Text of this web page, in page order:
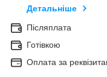
Детальніше
Післяплата
Готівкою
Оплата за